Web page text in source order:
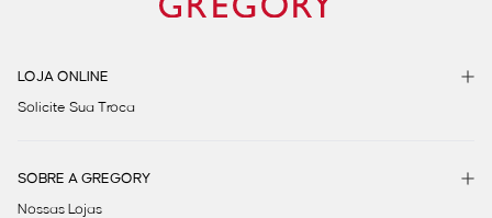
LOJA ONLINE
Solicite Sua Troca
SOBRE A GREGORY
Nossas Lojas